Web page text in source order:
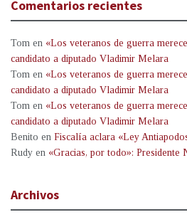
Comentarios recientes
Tom en «Los veteranos de guerra
candidato a diputado Vladimir Melara
Tom en «Los veteranos de guerra
candidato a diputado Vladimir Melara
Tom en «Los veteranos de guerra
candidato a diputado Vladimir Melara
Benito en Fiscalía aclara «Ley
Rudy en «Gracias, por todo»: Presidente
Archivos